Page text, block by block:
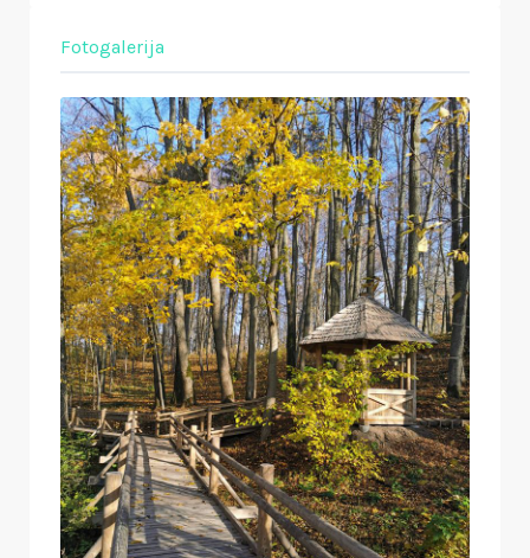
Fotogalerija